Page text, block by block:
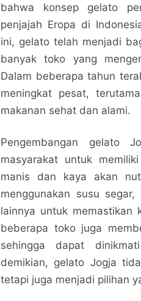
bahwa konsep gelato
penjajah Eropa di
ini, gelato telah menjadi
banyak toko yang
Dalam beberapa tahun
meningkat pesat,
makanan sehat dan alami.
Pengembangan gelato
masyarakat untuk
manis dan kaya akan
menggunakan susu
lainnya untuk memastikan
beberapa toko juga
sehingga dapat
demikian, gelato Jogja
tetapi juga menjadi pilihan